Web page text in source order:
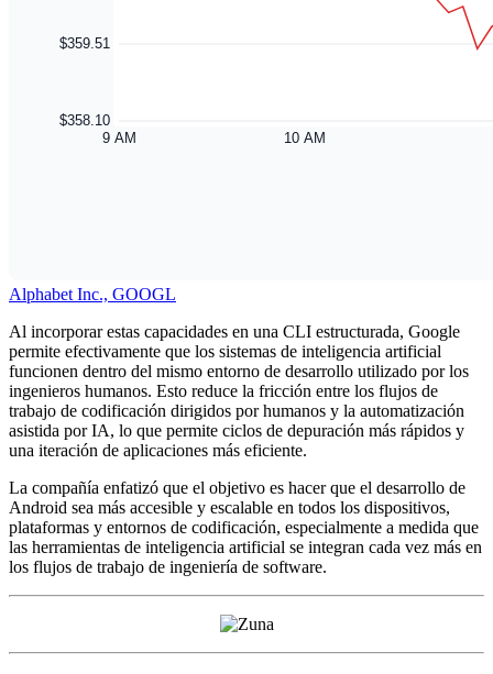
Alphabet Inc., GOOGL
Al incorporar estas capacidades en una CLI estructurada, Google
permite efectivamente que los sistemas de inteligencia artificial
funcionen dentro del mismo entorno de desarrollo utilizado por los
ingenieros humanos. Esto reduce la fricción entre los flujos de
trabajo de codificación dirigidos por humanos y la automatización
asistida por IA, lo que permite ciclos de depuración más rápidos y
una iteración de aplicaciones más eficiente.
La compañía enfatizó que el objetivo es hacer que el desarrollo de
Android sea más accesible y escalable en todos los dispositivos,
plataformas y entornos de codificación, especialmente a medida que
las herramientas de inteligencia artificial se integran cada vez más en
los flujos de trabajo de ingeniería de software.